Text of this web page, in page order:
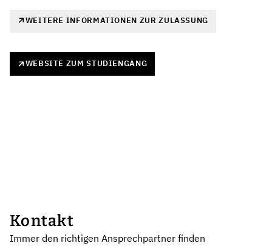
WEITERE INFORMATIONEN ZUR ZULASSUNG
WEBSITE ZUM STUDIENGANG
Kontakt
Immer den richtigen Ansprechpartner finden